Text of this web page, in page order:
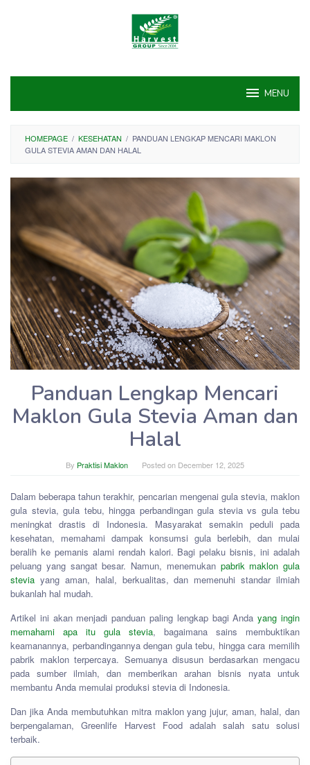
MENU
HOMEPAGE / KESEHATAN / PANDUAN LENGKAP MENCARI MAKLON
GULA STEVIA AMAN DAN HALAL
Panduan Lengkap Mencari
Maklon Gula Stevia Aman dan
Halal
By Praktisi Maklon Posted on December 12, 2025
Dalam beberapa tahun terakhir, pencarian mengenai gula stevia, maklon
gula stevia, gula tebu, hingga perbandingan gula stevia vs gula tebu
meningkat drastis di Indonesia. Masyarakat semakin peduli pada
kesehatan, memahami dampak konsumsi gula berlebih, dan mulai
beralih ke pemanis alami rendah kalori. Bagi pelaku bisnis, ini adalah
peluang yang sangat besar. Namun, menemukan pabrik maklon gula
stevia yang aman, halal, berkualitas, dan memenuhi standar ilmiah
bukanlah hal mudah.
Artikel ini akan menjadi panduan paling lengkap bagi Andayang ingin
memahami apa itu gula stevia, bagaimana sains membuktikan
keamanannya, perbandingannya dengan gula tebu, hingga cara memilih
pabrik maklon terpercaya. Semuanya disusun berdasarkan mengacu
pada sumber ilmiah, dan memberikan arahan bisnis nyata untuk
membantu Anda memulai produksi stevia di Indonesia.
Dan jika Anda membutuhkan mitra maklon yang jujur, aman, halal, dan
berpengalaman, Greenlife Harvest Food adalah salah satu solusi
terbaik.